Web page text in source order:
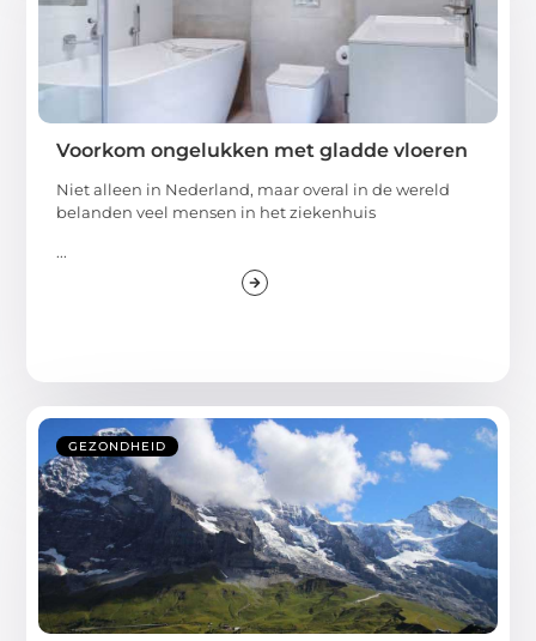
Voorkom ongelukken met gladde vloeren
Niet alleen in Nederland, maar overal in de wereld
belanden veel mensen in het ziekenhuis
...
GEZONDHEID